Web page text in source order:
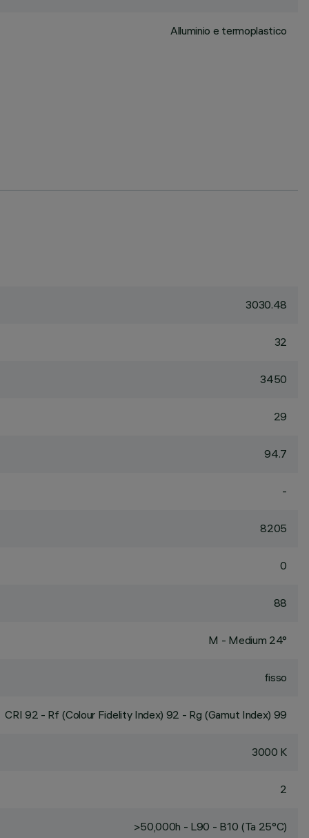
Alluminio e termoplastico
3030.48
32
3450
29
94.7
-
8205
0
88
M - Medium 24°
fisso
CRI 92 - Rf (Colour Fidelity Index) 92 - Rg (Gamut Index) 99
3000 K
2
>50,000h - L90 - B10 (Ta 25°C)